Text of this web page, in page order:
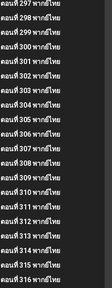
อนที่ 297 พากย์ไทย
อนที่ 298 พากย์ไทย
อนที่ 299 พากย์ไทย
อนที่ 300 พากย์ไทย
อนที่ 301 พากย์ไทย
อนที่ 302 พากย์ไทย
อนที่ 303 พากย์ไทย
อนที่ 304 พากย์ไทย
อนที่ 305 พากย์ไทย
อนที่ 306 พากย์ไทย
อนที่ 307 พากย์ไทย
อนที่ 308 พากย์ไทย
อนที่ 309 พากย์ไทย
อนที่ 310 พากย์ไทย
อนที่ 311 พากย์ไทย
อนที่ 312 พากย์ไทย
อนที่ 313 พากย์ไทย
อนที่ 314 พากย์ไทย
อนที่ 315 พากย์ไทย
อนที่ 316 พากย์ไทย